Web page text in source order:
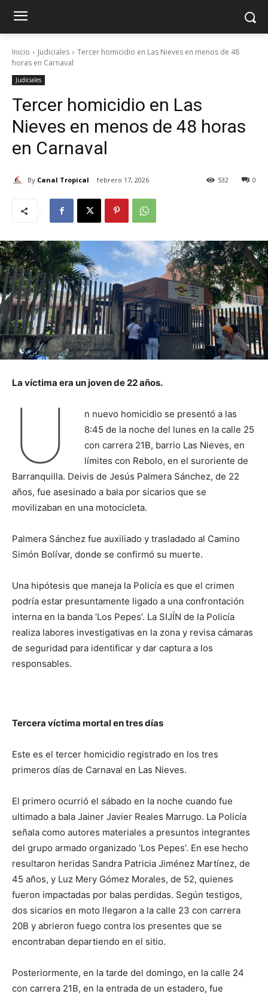
Inicio Judiciales
Tercer homicidio en Las Nieves en menos de 48
horas en Carnaval
Judiciales
Tercer homicidio en Las
Nieves en menos de 48 horas
en Carnaval
By Canal Tropical febrero 17, 2026 0
532
La víctima era un joven de 22 años.
U
n nuevo homicidio se presentó a las
8:45 de la noche del lunes en la calle 25
con carrera 21B, barrio Las Nieves, en
límites con Rebolo, en el suroriente de
Barranquilla. Deivis de Jesús Palmera Sánchez, de 22
años, fue asesinado a bala por sicarios que se
movilizaban en una motocicleta.
Palmera Sánchez fue auxiliado y trasladado al Camino
Simón Bolívar, donde se confirmó su muerte.
Una hipótesis que maneja la Policía es que el crimen
podría estar presuntamente ligado a una confrontación
interna en la banda ‘Los Pepes’. La SIJÍN de la Policía
realiza labores investigativas en la zona y revisa cámaras
de seguridad para identificar y dar captura a los
responsables.
Tercera víctima mortal en tres días
Este es el tercer homicidio registrado en los tres
primeros días de Carnaval en Las Nieves.
El primero ocurrió el sábado en la noche cuando fue
ultimado a bala Jainer Javier Reales Marrugo. La Policía
señala como autores materiales a presuntos integrantes
del grupo armado organizado ‘Los Pepes’. En ese hecho
resultaron heridas Sandra Patricia Jiménez Martínez, de
45 años, y Luz Mery Gómez Morales, de 52, quienes
fueron impactadas por balas perdidas. Según testigos,
dos sicarios en moto llegaron a la calle 23 con carrera
20B y abrieron fuego contra los presentes que se
encontraban departiendo en el sitio.
Posteriormente, en la tarde del domingo, en la calle 24
con carrera 21B, en la entrada de un estadero, fue